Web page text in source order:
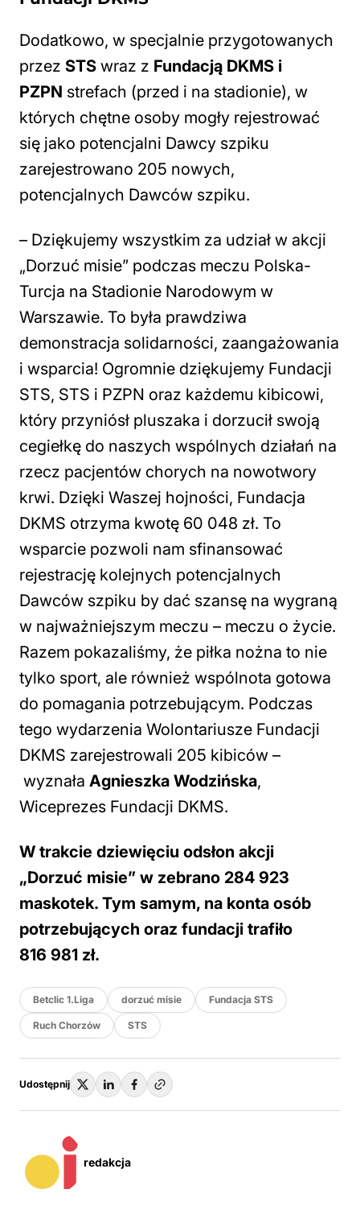
Dodatkowo, w specjalnie przygotowanych
przez STS wraz z Fundacją DKMS i
PZPN strefach (przed i na stadionie), w
których chętne osoby mogły rejestrować
się jako potencjalni Dawcy szpiku
zarejestrowano 205 nowych,
potencjalnych Dawców szpiku.
– Dziękujemy wszystkim za udział w akcji
„Dorzuć misie” podczas meczu Polska-
Turcja na Stadionie Narodowym w
Warszawie. To była prawdziwa
demonstracja solidarności, zaangażowania
i wsparcia! Ogromnie dziękujemy Fundacji
STS, STS i PZPN oraz każdemu kibicowi,
który przyniósł pluszaka i dorzucił swoją
cegiełkę do naszych wspólnych działań na
rzecz pacjentów chorych na nowotwory
krwi. Dzięki Waszej hojności, Fundacja
DKMS otrzyma kwotę 60 048 zł. To
wsparcie pozwoli nam sfinansować
rejestrację kolejnych potencjalnych
Dawców szpiku by dać szansę na wygraną
w najważniejszym meczu – meczu o życie.
Razem pokazaliśmy, że piłka nożna to nie
tylko sport, ale również wspólnota gotowa
do pomagania potrzebującym. Podczas
tego wydarzenia Wolontariusze Fundacji
DKMS zarejestrowali 205 kibiców –
wyznała Agnieszka Wodzińska,
Wiceprezes Fundacji DKMS.
W trakcie dziewięciu odsłon akcji
„Dorzuć misie” w zebrano 284 923
maskotek. Tym samym, na konta osób
potrzebujących oraz fundacji trafiło
816 981 zł.
Betclic 1.Liga dorzuć misie Fundacja STS
Ruch Chorzów STS
Udostępnij
redakcja